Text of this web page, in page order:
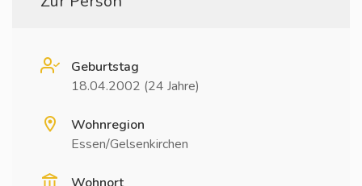
Geburtstag
18.04.2002 (24 Jahre)
Wohnregion
Essen/Gelsenkirchen